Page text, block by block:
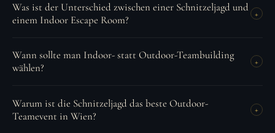
Was ist der Unterschied zwischen einer Schnitzeljagd und
einem Indoor Escape Room?
+
Wann sollte man Indoor- statt Outdoor-Teambuilding
wählen?
+
Warum ist die Schnitzeljagd das beste Outdoor-
Teamevent in Wien?
+